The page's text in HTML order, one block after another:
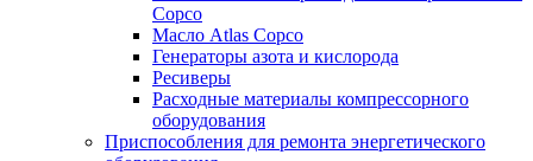
Copco
Масло Atlas Copco
Генераторы азота и кислорода
Ресиверы
Расходные материалы компрессорного
оборудования
Приспособления для ремонта энергетического